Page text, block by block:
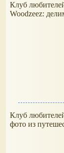
Клуб
Woodzeez:
Клуб
фото из